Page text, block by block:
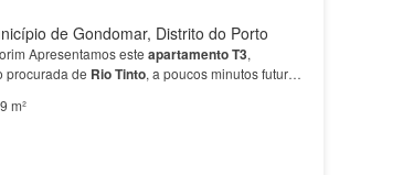
de Gondomar, Distrito do Porto
Apresentamos este apartamentoT3,
procurada de RioTinto, a poucos minutos futuro
m²